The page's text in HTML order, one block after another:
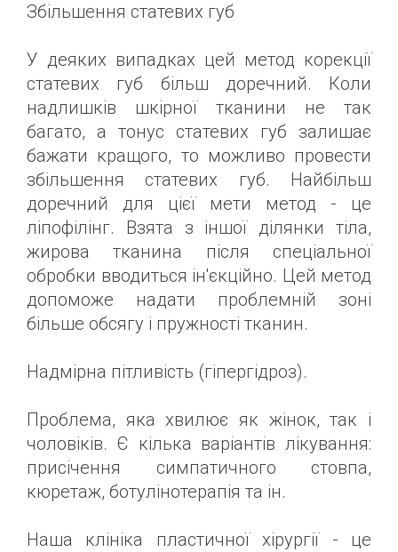
Збільшення статевих губ
У деяких випадках цей метод корекції
статевих губ більш доречний. Коли
надлишків шкірної тканини не так
багато, а тонус статевих губ залишає
бажати кращого, то можливо провести
збільшення статевих губ. Найбільш
доречний для цієї мети метод - це
ліпофілінг. Взята з іншої ділянки тіла,
жирова тканина після спеціальної
обробки вводиться ін'єкційно. Цей метод
допоможе надати проблемній зоні
більше обсягу і пружності тканин.
Надмірна пітливість (гіпергідроз).
Проблема, яка хвилює як жінок, так і
чоловіків. Є кілька варіантів лікування:
присічення симпатичного стовпа,
кюретаж, ботулінотерапія та ін.
Наша клініка пластичної хірургії - це